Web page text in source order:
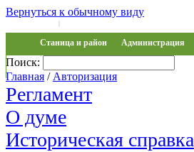
Вернуться к обычному виду
|
Станица и район Администрация
Обращения
Поиск:
Главная / Авторизация
Регламент
О думе
Историческая справка